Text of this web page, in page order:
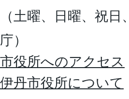
（土曜、日曜、祝
庁）
市役所へのアクセス
伊丹市役所について